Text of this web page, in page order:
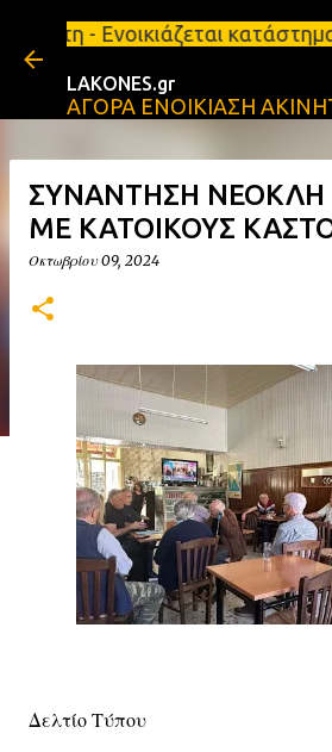
Μετάβαση στο κύριο
κατάστημα 134
LAKONES.gr
ΑΓΟΡΑ ΕΝΟΙΚΙΑΣΗ
ΣΥΝΑΝΤΗΣΗ ΝΕΟΚΛΗ
ΜΕ ΚΑΤΟΙΚΟΥΣ
Οκτωβρίου 09, 2024
Δελτίο Τύπου